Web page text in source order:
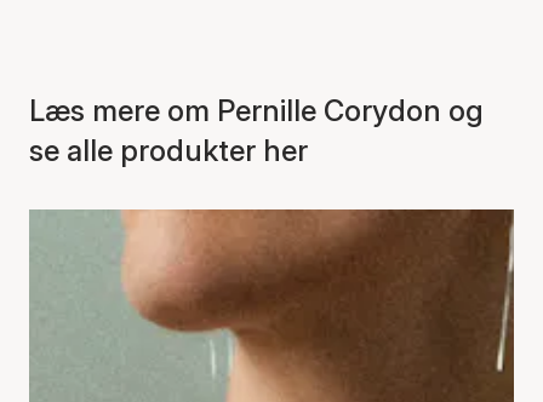
Læs mere om Pernille Corydon og
se alle produkter her